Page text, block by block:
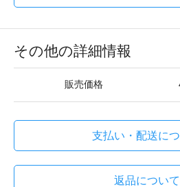
その他の詳細情報
販売価格
支払い・配送に
返品について